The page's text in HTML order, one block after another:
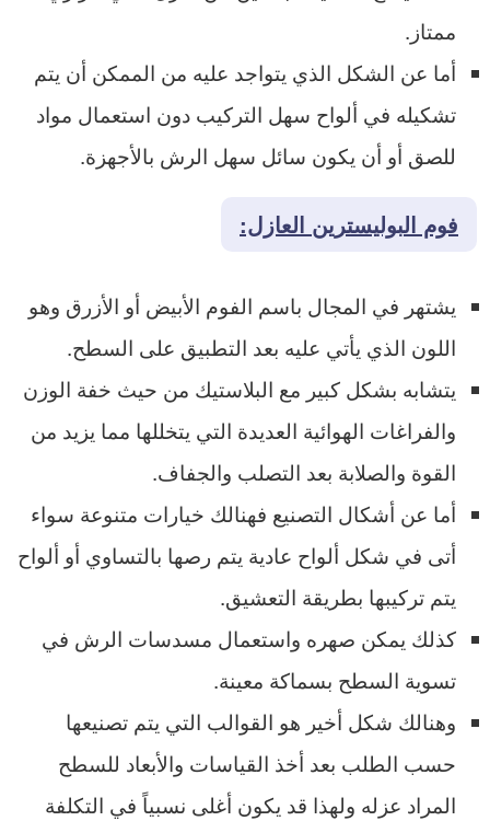
ممتاز.
أما عن الشكل الذي يتواجد عليه من الممكن أن يتم
تشكيله في ألواح سهل التركيب دون استعمال مواد
للصق أو أن يكون سائل سهل الرش بالأجهزة.
فوم البوليسترين العازل:
يشتهر في المجال باسم الفوم الأبيض أو الأزرق وهو
اللون الذي يأتي عليه بعد التطبيق على السطح.
يتشابه بشكل كبير مع البلاستيك من حيث خفة الوزن
والفراغات الهوائية العديدة التي يتخللها مما يزيد من
القوة والصلابة بعد التصلب والجفاف.
أما عن أشكال التصنيع فهنالك خيارات متنوعة سواء
أتى في شكل ألواح عادية يتم رصها بالتساوي أو ألواح
يتم تركيبها بطريقة التعشيق.
كذلك يمكن صهره واستعمال مسدسات الرش في
تسوية السطح بسماكة معينة.
وهنالك شكل أخير هو القوالب التي يتم تصنيعها
حسب الطلب بعد أخذ القياسات والأبعاد للسطح
المراد عزله ولهذا قد يكون أغلى نسبياً في التكلفة